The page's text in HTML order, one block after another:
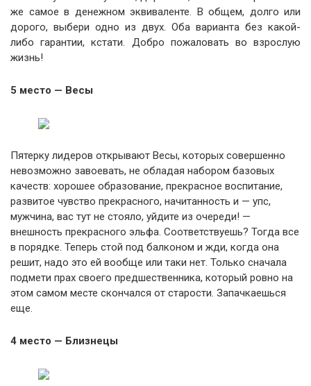
же самое в денежном эквиваленте. В общем, долго или
дорого, выбери одно из двух. Оба варианта без какой-
либо гарантии, кстати. Добро пожаловать во взрослую
жизнь!
5 место — Весы
Пятерку лидеров открывают Весы, которых совершенно
невозможно завоевать, не обладая набором базовых
качеств: хорошее образование, прекрасное воспитание,
развитое чувство прекрасного, начитанность и — упс,
мужчина, вас тут не стояло, уйдите из очереди! —
внешность прекрасного эльфа. Соответствуешь? Тогда все
в порядке. Теперь стой под балконом и жди, когда она
решит, надо это ей вообще или таки нет. Только сначала
подмети прах своего предшественника, который ровно на
этом самом месте скончался от старости. Запачкаешься
еще.
4 место — Близнецы